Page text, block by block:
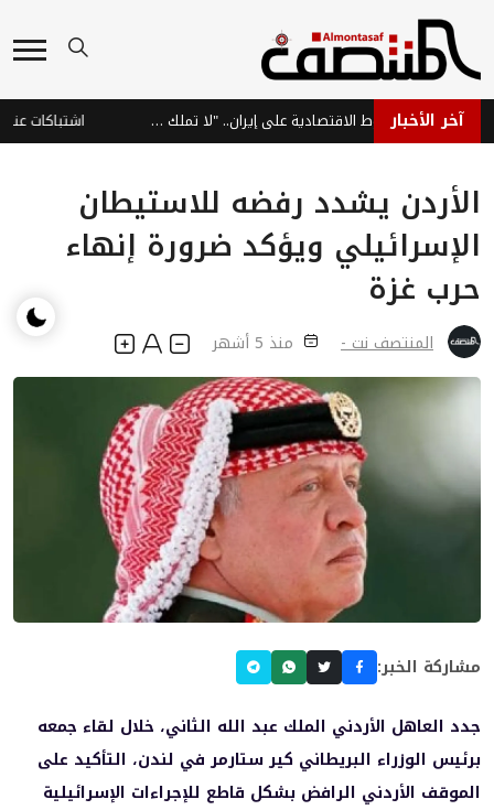
آخر الأخبار ترامب: نراقب الضغوط الاقتصادية على إيران.. "لا تملك الأموال" اشتباكات
الأردن يشدد رفضه للاستيطان
الإسرائيلي ويؤكد ضرورة إنهاء
حرب غزة
المنتصف نت - منذ 5 أشهر
مشاركة الخبر:
جدد العاهل الأردني الملك عبد الله الثاني، خلال لقاء جمعه
برئيس الوزراء البريطاني كير ستارمر في لندن، التأكيد على
الموقف الأردني الرافض بشكل قاطع للإجراءات الإسرائيلية